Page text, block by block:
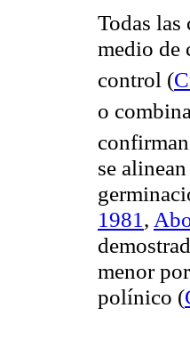
Todas
medio de
control (
o
se
1981 ,
menor
polínico (